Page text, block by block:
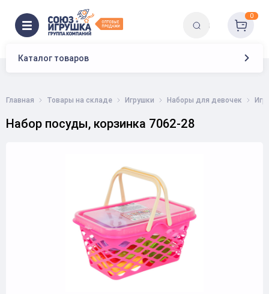
Каталог товаров
0
Главная Товары на складе Игрушки Наборы для девочек
Набор посуды, корзинка 7062-28